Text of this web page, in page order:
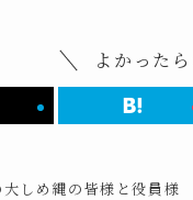
よかった
しめ縄の皆様と役員様